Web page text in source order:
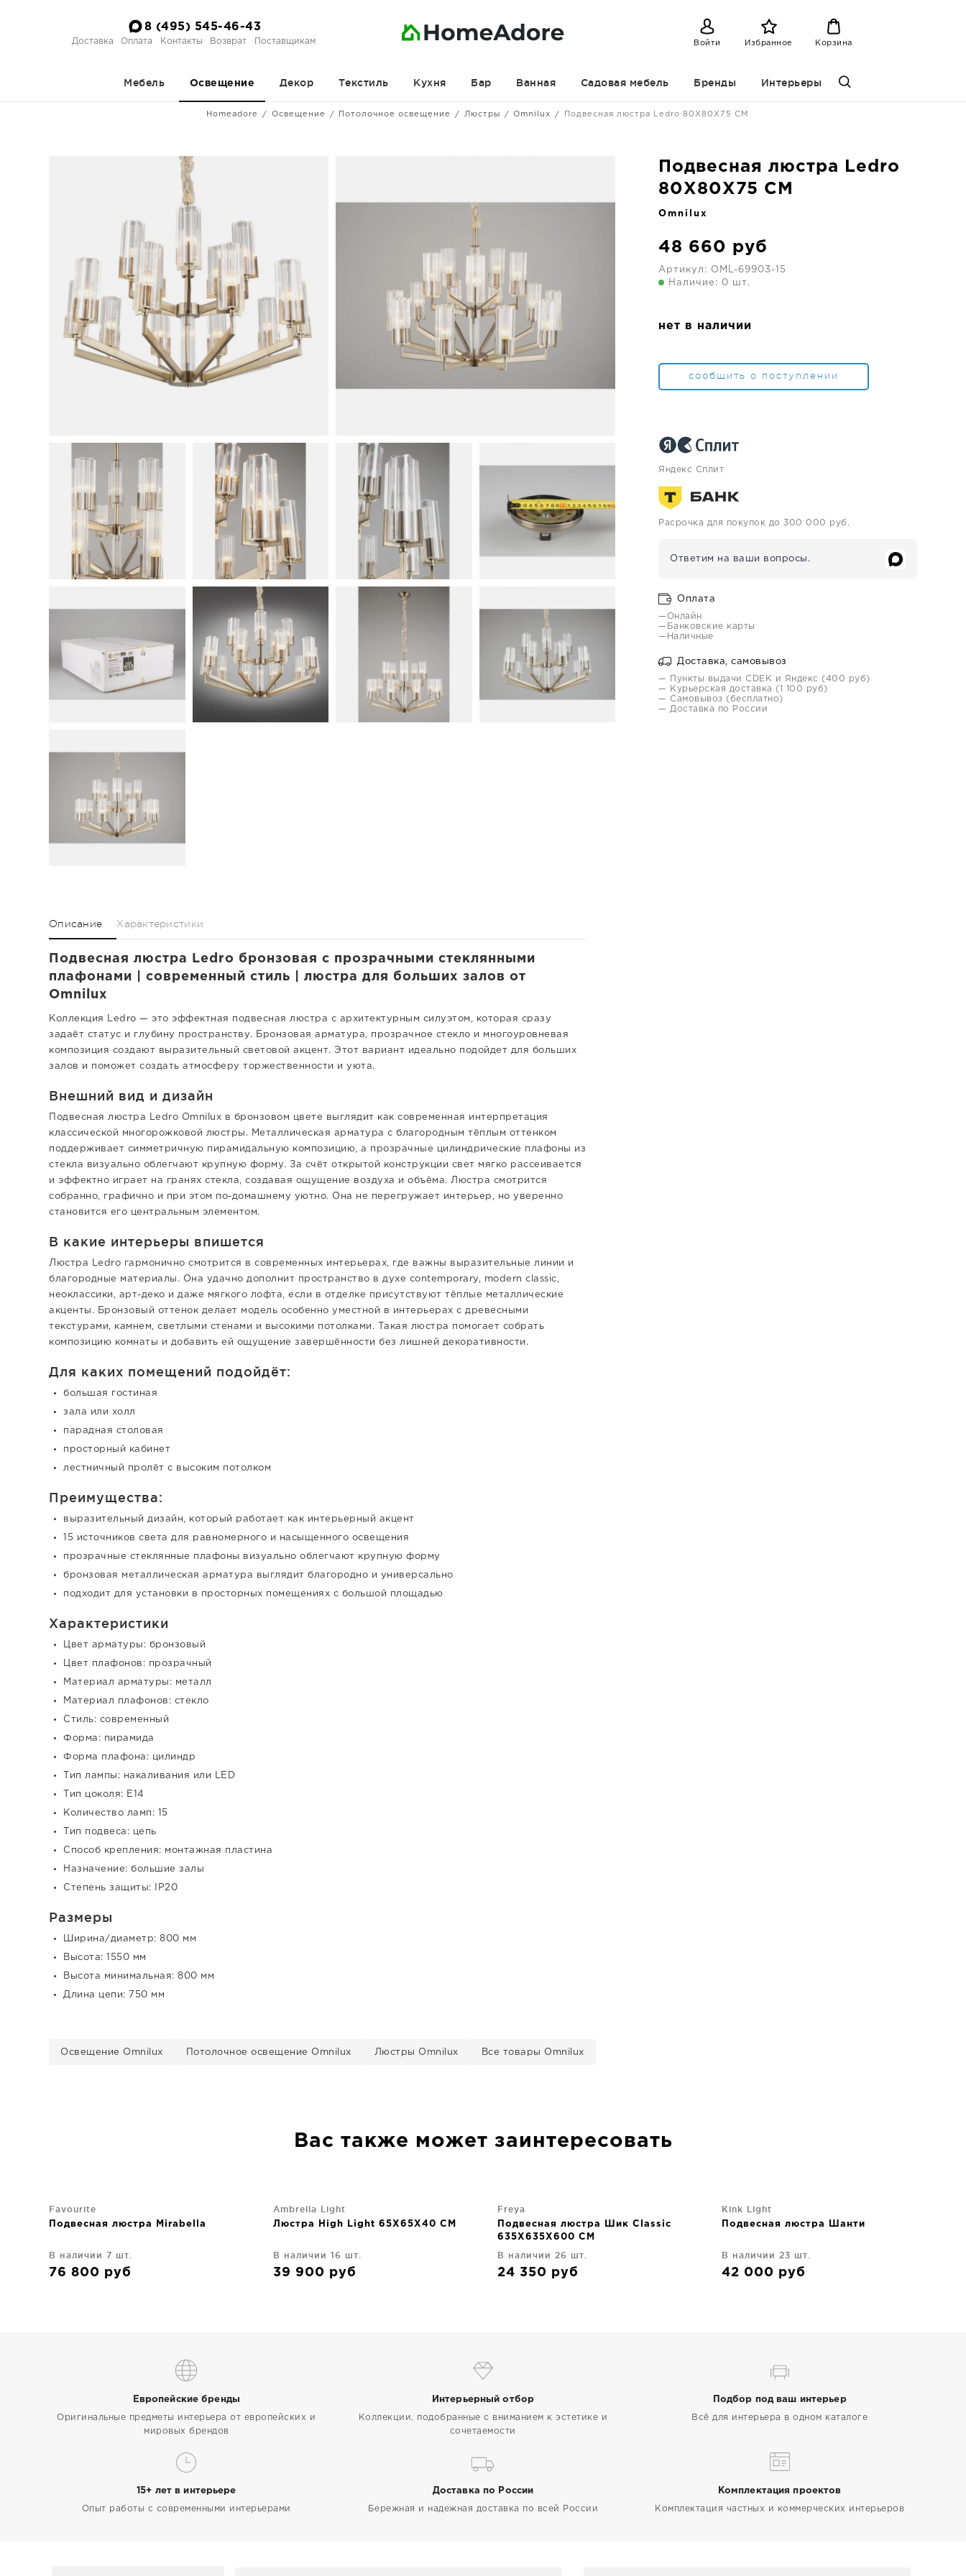
8 (495) 545-46-43
Доставка Оплата Контакты Возврат Поставщикам Войти Избранное Корзина
Мебель Освещение Декор Текстиль Кухня Бар Ванная Садовая мебель Бренды Интерьеры
Homeadore Освещение Потолочное освещение Люстры Omnilux Подвесная люстра Ledro 80X80X75 CM
Подвесная люстра Ledro
80X80X75 CM
Omnilux
48 660 руб
Артикул: OML-69903-15
Наличие: 0 шт.
нет в наличии
сообщить о поступлении
Яндекс Сплит
Расрочка для покупок до 300 000 руб.
Ответим на ваши вопросы.
Оплата
—Онлайн
—Банковские карты
—Наличные
Доставка, самовывоз
— Пункты выдачи CDEK и Яндекс (400 руб)
— Курьерская доставка (1 100 руб)
— Самовывоз (бесплатно)
— Доставка по России
Описание Характеристики
Подвесная люстра Ledro бронзовая с прозрачными стеклянными
плафонами | современный стиль | люстра для больших залов от
Omnilux
Коллекция Ledro — это эффектная подвесная люстра с архитектурным силуэтом, которая сразу
задаёт статус и глубину пространству. Бронзовая арматура, прозрачное стекло и многоуровневая
композиция создают выразительный световой акцент. Этот вариант идеально подойдет для больших
залов и поможет создать атмосферу торжественности и уюта.
Внешний вид и дизайн
Подвесная люстра Ledro Omnilux в бронзовом цвете выглядит как современная интерпретация
классической многорожковой люстры. Металлическая арматура с благородным тёплым оттенком
поддерживает симметричную пирамидальную композицию, а прозрачные цилиндрические плафоны из
стекла визуально облегчают крупную форму. За счёт открытой конструкции свет мягко рассеивается
и эффектно играет на гранях стекла, создавая ощущение воздуха и объёма. Люстра смотрится
собранно, графично и при этом по-домашнему уютно. Она не перегружает интерьер, но уверенно
становится его центральным элементом.
В какие интерьеры впишется
Люстра Ledro гармонично смотрится в современных интерьерах, где важны выразительные линии и
благородные материалы. Она удачно дополнит пространство в духе contemporary, modern classic,
неоклассики, арт-деко и даже мягкого лофта, если в отделке присутствуют тёплые металлические
акценты. Бронзовый оттенок делает модель особенно уместной в интерьерах с древесными
текстурами, камнем, светлыми стенами и высокими потолками. Такая люстра помогает собрать
композицию комнаты и добавить ей ощущение завершённости без лишней декоративности.
Для каких помещений подойдёт:
большая гостиная
зала или холл
парадная столовая
просторный кабинет
лестничный пролёт с высоким потолком
Преимущества:
выразительный дизайн, который работает как интерьерный акцент
15 источников света для равномерного и насыщенного освещения
прозрачные стеклянные плафоны визуально облегчают крупную форму
бронзовая металлическая арматура выглядит благородно и универсально
подходит для установки в просторных помещениях с большой площадью
Характеристики
Цвет арматуры: бронзовый
Цвет плафонов: прозрачный
Материал арматуры: металл
Материал плафонов: стекло
Стиль: современный
Форма: пирамида
Форма плафона: цилиндр
Тип лампы: накаливания или LED
Тип цоколя: E14
Количество ламп: 15
Тип подвеса: цепь
Способ крепления: монтажная пластина
Назначение: большие залы
Степень защиты: IP20
Размеры
Ширина/диаметр: 800 мм
Высота: 1550 мм
Высота минимальная: 800 мм
Длина цепи: 750 мм
Освещение Omnilux Потолочное освещение Omnilux Люстры Omnilux Все товары Omnilux
Вас также может заинтересовать
Favourite
Подвесная люстра Mirabella
В наличии 7 шт.
76 800 руб
Ambrella Light
Люстра High Light 65X65X40 CM
В наличии 16 шт.
39 900 руб
Freya
Подвесная люстра Шик Classic
635X635X600 CM
В наличии 26 шт.
24 350 руб
Kink Light
Подвесная люстра Шанти
В наличии 23 шт.
42 000 руб
Европейские бренды
Оригинальные предметы интерьера от европейских и
мировых брендов
Интерьерный отбор
Коллекции, подобранные с вниманием к эстетике и
сочетаемости
Подбор под ваш интерьер
Всё для интерьера в одном каталоге
15+ лет в интерьере
Опыт работы с современными интерьерами
Доставка по России
Бережная и надежная доставка по всей России
Комплектация проектов
Комплектация частных и коммерческих интерьеров